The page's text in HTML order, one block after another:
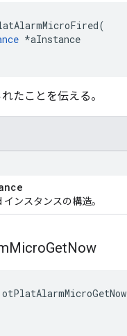
(
*aInstance
たことを伝える。
ンスタンスの構造。
MicroGetNow